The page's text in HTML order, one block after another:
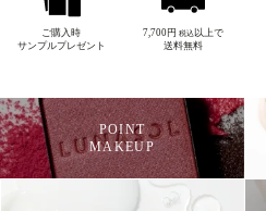
ご購入時
サンプルプレゼント
7,700円 税込 以上で
送料無料
POINT
MAKEUP